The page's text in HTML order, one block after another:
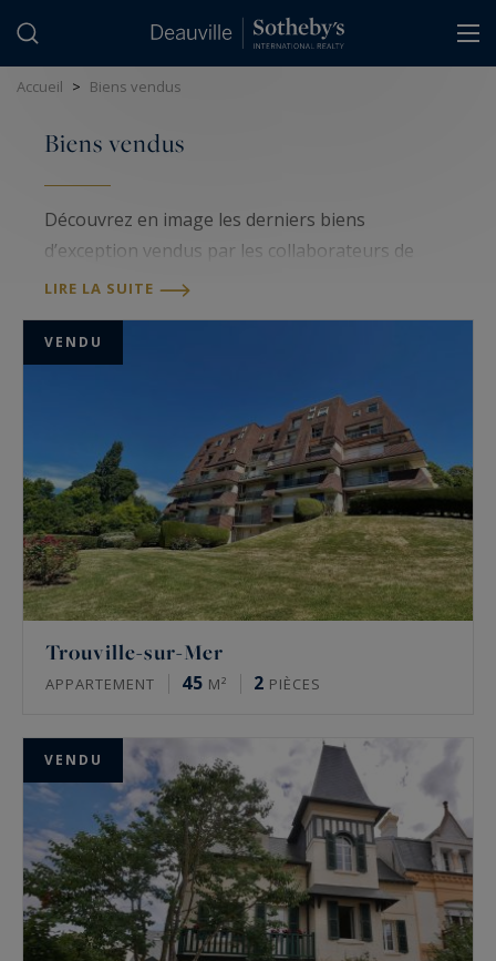
Accueil > Biens vendus
Biens vendus
Découvrez en image les derniers biens
d’exception vendus par les collaborateurs de
l’agence Deauville Sotheby’s International
LIRE LA SUITE
VENDU
Trouville-sur-Mer
APPARTEMENT 45 M² 2 PIÈCES
VENDU